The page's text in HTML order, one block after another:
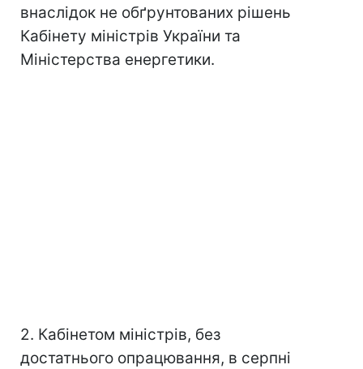
внаслідок не обґрунтованих рішень
Кабінету міністрів України та
Міністерства енергетики.
2. Кабінетом міністрів, без
достатнього опрацювання, в серпні